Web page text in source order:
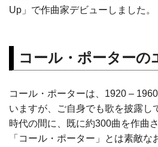
Up」で作曲家デビューしました。
コール・ポーターの
コール・ポーターは、1920 –
いますが、ご自身でも歌を披露し
時代の間に、既に約300曲を作曲
「コール・ポーター」とは素敵